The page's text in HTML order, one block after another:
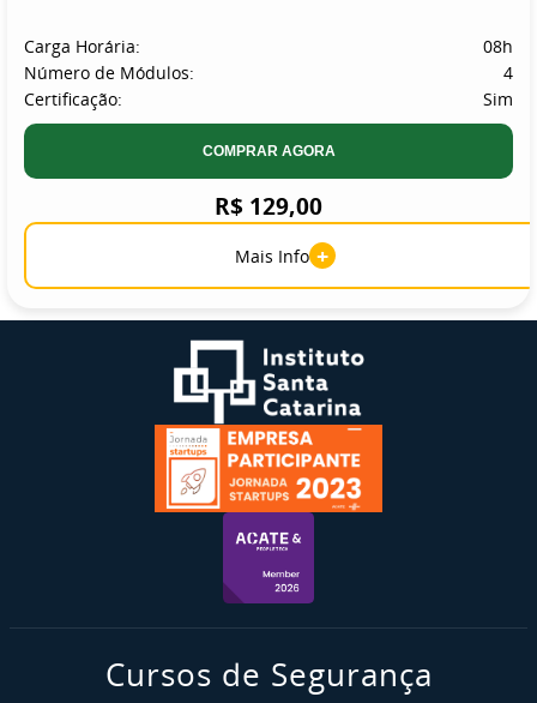
Carga Horária:
08h
Número de Módulos:
4
Certificação:
Sim
COMPRAR AGORA
R$ 129,00
Mais Info +
Cursos de Segurança